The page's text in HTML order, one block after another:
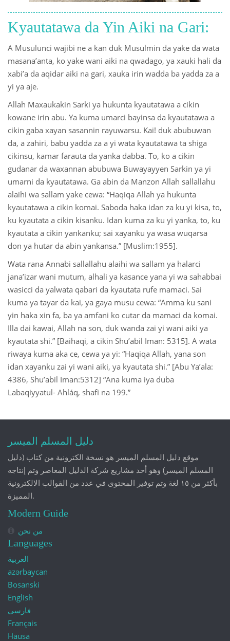
Kyautatawa da Yin Aiki na Gari:
A Musulunci wajibi ne a kan duk Musulmin da yake da wata
masana’anta, ko yake wani aiki na qwadago, ya xauki hali da
xabi’a da aqidar aiki na gari, xauka irin wadda ba yadda za a
yi ya aje.
Allah Maxaukakin Sarki ya hukunta kyautatawa a cikin
kowane irin abu. Ya kuma umarci bayinsa da kyautatawa a
cikin gaba xayan sasannin rayuwarsu. Kai! duk abubuwan
da, a zahiri, babu yadda za a yi wata kyautatawa ta shiga
cikinsu, kamar farauta da yanka dabba. To, ko a cikin
gudanar da waxannan abubuwa Buwayayyen Sarkin ya yi
umarni da kyautatawa. Ga abin da Manzon Allah sallallahu
alaihi wa sallam yake cewa: “Haqiqa Allah ya hukunta
kyautatawa a cikin komai. Saboda haka idan za ku yi kisa, to,
ku kyautata a cikin kisanku. Idan kuma za ku yi yanka, to, ku
kyautata a cikin yankanku; sai xayanku ya wasa wuqarsa
don ya hutar da abin yankansa.” [Muslim:1955].
Wata rana Annabi sallallahu alaihi wa sallam ya halarci
jana’izar wani mutum, alhali ya kasance yana yi wa sahabbai
wasicci da yalwata qabari da kyautata rufe mamaci. Sai
kuma ya tayar da kai, ya gaya musu cewa: “Amma ku sani
yin haka xin fa, ba ya amfani ko cutar da mamaci da komai.
Illa dai kawai, Allah na son, duk wanda zai yi wani aiki ya
kyautata shi.” [Baihaqi, a cikin Shu’abil Iman: 5315]. A wata
riwaya kuma aka ce, cewa ya yi: “Haqiqa Allah, yana son
idan xayanku zai yi wani aiki, ya kyautata shi.” [Abu Ya’ala:
4386, Shu’abil Iman:5312] “Ana kuma iya duba
Labaqiyyatul- Ahláq, shafi na 199.”
دليل المسلم الميسر
موقع دليل المسلم الميسر هو نسخة الكترونية من كتاب (دليل
المسلم الميسر) وهو أحد مشاريع شركة الدليل المعاصر وتم إنتاجه
بأكثر من ١٥ لغة وتم توفير المحتوى في عدد من القوالب الالكترونية
المميزة.
Modern Guide
من نحن
Languages
العربية
azərbaycan
Bosanski
English
فارسی
Français
Hausa